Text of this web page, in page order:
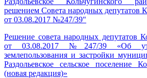
решением Совета народных депутатов
от 03.08.2017 №247/39"
Решение совета народных депутатов
от 03.08.2017 №247/39 «Об
землепользования и застройки
Раздольевское сельское поселение
(новая редакция)»